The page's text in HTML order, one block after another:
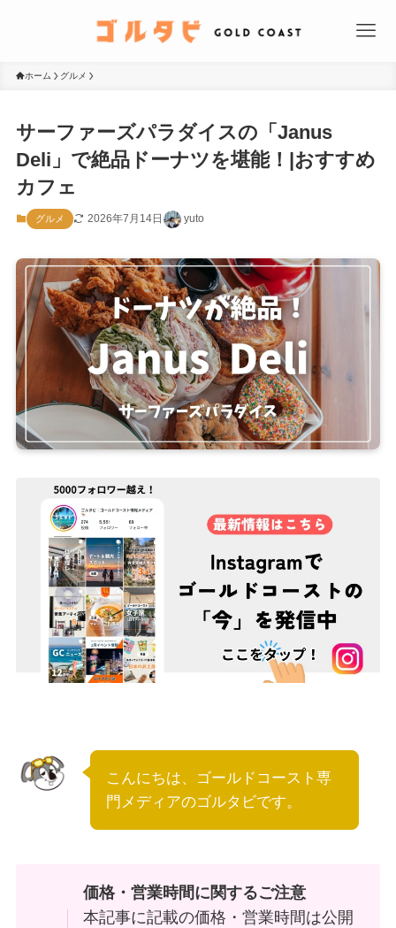
ホーム グルメ
サーファーズパラダイスの「Janus
Deli」で絶品ドーナツを堪能！|おすすめ
カフェ
グルメ 2026年7月14日 yuto
こんにちは、ゴールドコースト専
門メディアのゴルタビです。
価格・営業時間に関するご注意
本記事に記載の価格・営業時間は公開